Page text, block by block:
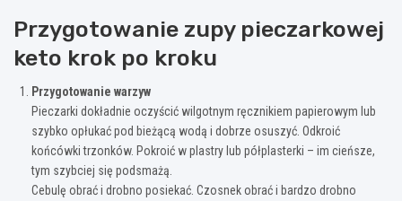
Przygotowanie zupy pieczarkowej
keto krok po kroku
Przygotowanie warzyw
Pieczarki dokładnie oczyścić wilgotnym ręcznikiem papierowym lub
szybko opłukać pod bieżącą wodą i dobrze osuszyć. Odkroić
końcówki trzonków. Pokroić w plastry lub półplasterki – im cieńsze,
tym szybciej się podsmażą.
Cebulę obrać i drobno posiekać. Czosnek obrać i bardzo drobno